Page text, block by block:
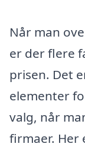
Når man
er der flere
prisen. Det
elementer
valg, når
firmaer. Her